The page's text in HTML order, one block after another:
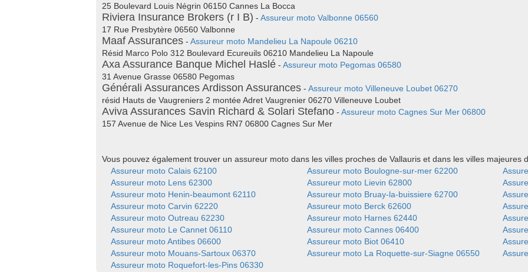
25 Boulevard Louis Négrin 06150 Cannes La Bocca
Riviera Insurance Brokers (r I B) - Assureur moto Valbonne 06560
17 Rue Presbytère 06560 Valbonne
Maaf Assurances - Assureur moto Mandelieu La Napoule 06210
Résid Marco Polo 312 Boulevard Ecureuils 06210 Mandelieu La Napoule
Axa Assurance Banque Michel Haslé - Assureur moto Pegomas 06580
31 Avenue Grasse 06580 Pegomas
Générali Assurances Ardisson Assurances - Assureur moto Villeneuve Loubet 06270
résid Hauts de Vaugreniers 2 montée Adret Vaugrenier 06270 Villeneuve Loubet
Aviva Assurances Savin Richard & Solari Stefano - Assureur moto Cagnes Sur Mer 06800
157 Avenue de Nice Les Vespins RN7 06800 Cagnes Sur Mer
Vous pouvez également trouver un assureur moto dans les villes proches de Vallauris et dans les villes majeures
Assureur moto Calais 62100
Assureur moto Boulogne-sur-mer 62200
Assureur moto Lens 62300
Assureur moto Lievin 62800
Assureur moto Henin-beaumont 62110
Assureur moto Bruay-la-buissiere 62700
Assureur moto Carvin 62220
Assureur moto Berck 62600
Assureur moto Outreau 62230
Assureur moto Harnes 62440
Assureur moto Le Cannet 06110
Assureur moto Cannes 06400
Assureur moto Antibes 06600
Assureur moto Biot 06410
Assureur moto Mouans-Sartoux 06370
Assureur moto La Roquette-sur-Siagne 06550
Assureur moto Roquefort-les-Pins 06330